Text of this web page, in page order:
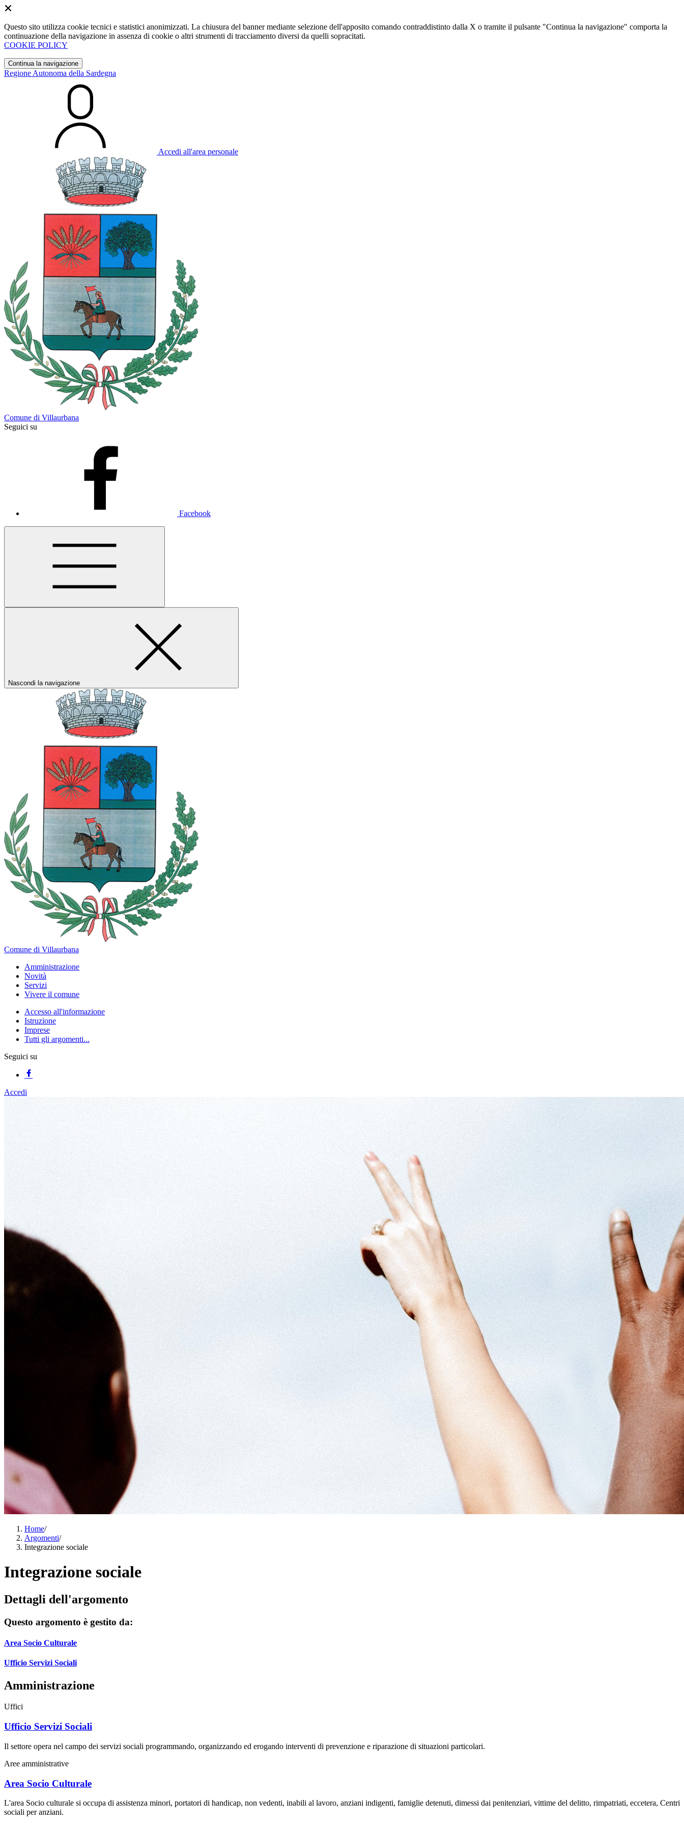
Questo sito utilizza cookie tecnici e statistici anonimizzati. La chiusura del banner mediante selezione dell'apposito comando contraddistinto dalla X o tramite il pulsante "Continua la navigazione" comporta la
continuazione della navigazione in assenza di cookie o altri strumenti di tracciamento diversi da quelli sopracitati.
COOKIE POLICY
Continua la navigazione
Regione Autonoma della Sardegna
Accedi all'area personale
Comune di Villaurbana
Seguici su
Facebook
Nascondi la navigazione
Comune di Villaurbana
Amministrazione
Novità
Servizi
Vivere il comune
Accesso all'informazione
Istruzione
Imprese
Tutti gli argomenti...
Seguici su
Accedi
Home/
Argomenti/
Integrazione sociale
Integrazione sociale
Dettagli dell'argomento
Questo argomento è gestito da:
Area Socio Culturale
Ufficio Servizi Sociali
Amministrazione
Uffici
Ufficio Servizi Sociali
Il settore opera nel campo dei servizi sociali programmando, organizzando ed erogando interventi di prevenzione e riparazione di situazioni particolari.
Aree amministrative
Area Socio Culturale
L'area Socio culturale si occupa di assistenza minori, portatori di handicap, non vedenti, inabili al lavoro, anziani indigenti, famiglie detenuti, dimessi dai penitenziari, vittime del delitto, rimpatriati, eccetera, Centri
sociali per anziani.